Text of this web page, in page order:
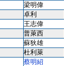
梁明偉
卓利
王志偉
普萊西
蘇狄雄
杜利萊
蔡明紹